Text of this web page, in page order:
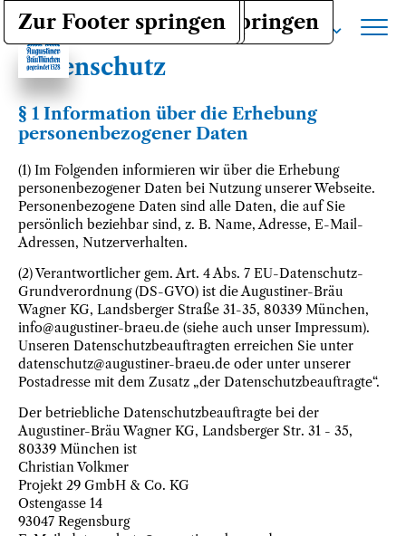
Zur Haptnavigation springen
Zum Inhalt springen
Zur Footer springen DE
Datenschutz
§ 1 Information über die Erhebung
personenbezogener Daten
(1) Im Folgenden informieren wir über die Erhebung
personenbezogener Daten bei Nutzung unserer Webseite.
Personenbezogene Daten sind alle Daten, die auf Sie
persönlich beziehbar sind, z. B. Name, Adresse, E-Mail-
Adressen, Nutzerverhalten.
(2) Verantwortlicher gem. Art. 4 Abs. 7 EU-Datenschutz-
Grundverordnung (DS-GVO) ist die Augustiner-Bräu
Wagner KG, Landsberger Straße 31-35, 80339 München,
info@augustiner-braeu.de (siehe auch unser Impressum).
Unseren Datenschutzbeauftragten erreichen Sie unter
datenschutz@augustiner-braeu.de oder unter unserer
Postadresse mit dem Zusatz „der Datenschutzbeauftragte“.
Der betriebliche Datenschutzbeauftragte bei der
Augustiner-Bräu Wagner KG, Landsberger Str. 31 - 35,
80339 München ist
Christian Volkmer
Projekt 29 GmbH & Co. KG
Ostengasse 14
93047 Regensburg